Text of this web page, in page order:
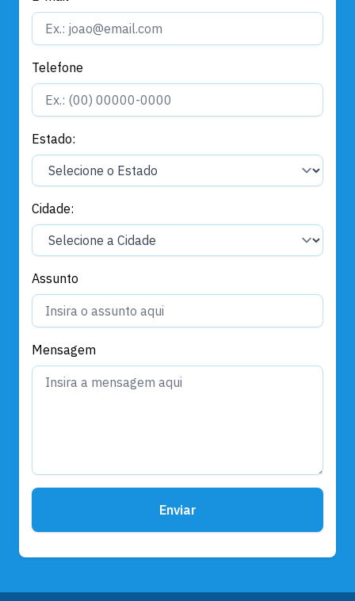
Telefone
Estado:
Cidade:
Assunto
Mensagem
Enviar